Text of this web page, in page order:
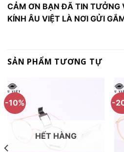
CẢM ƠN BẠN ĐÃ TIN TƯỞNG
KÍNH ÂU VIỆT LÀ NƠI GỬI
SẢN PHẨM TƯƠNG TỰ
-10%
HẾT HÀNG
-